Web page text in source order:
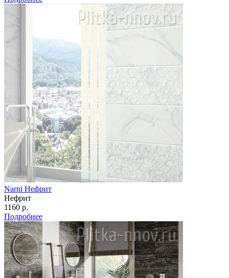
Narni Нефрит
Нефрит
1160 р.
Подробнее